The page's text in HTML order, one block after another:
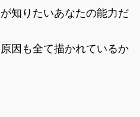
知りたいあなたの能力だ
因も全て描かれているか